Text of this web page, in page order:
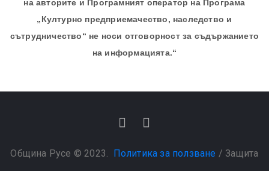
на авторите и Програмният оператор на Програма
„Културно предприемачество, наследство и
сътрудничество“ не носи отговорност за съдържанието
на информацията.“
Община Русе © 2023. Политика за ползване / Защита